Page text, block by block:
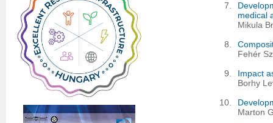
7.
medical
Mikula
8.
Fehér
9.
Impact
Borhy
10.
Marton